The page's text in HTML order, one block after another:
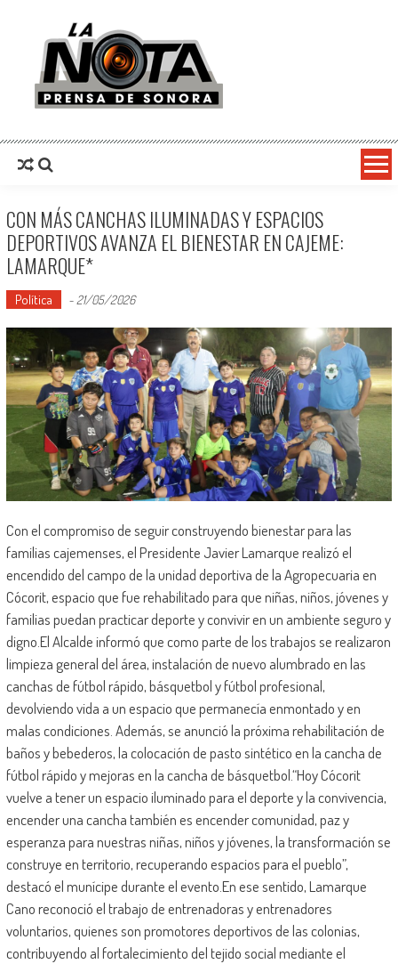
La Nota Prensa De Sonora
CON MÁS CANCHAS ILUMINADAS Y ESPACIOS
DEPORTIVOS AVANZA EL BIENESTAR EN CAJEME:
LAMARQUE*
Política - 21/05/2026
Con el compromiso de seguir construyendo bienestar para las
familias cajemenses, el Presidente Javier Lamarque realizó el
encendido del campo de la unidad deportiva de la Agropecuaria en
Cócorit, espacio que fue rehabilitado para que niñas, niños, jóvenes y
familias puedan practicar deporte y convivir en un ambiente seguro y
digno.El Alcalde informó que como parte de los trabajos se realizaron
limpieza general del área, instalación de nuevo alumbrado en las
canchas de fútbol rápido, básquetbol y fútbol profesional,
devolviendo vida a un espacio que permanecía enmontado y en
malas condiciones. Además, se anunció la próxima rehabilitación de
baños y bebederos, la colocación de pasto sintético en la cancha de
fútbol rápido y mejoras en la cancha de básquetbol.“Hoy Cócorit
vuelve a tener un espacio iluminado para el deporte y la convivencia,
encender una cancha también es encender comunidad, paz y
esperanza para nuestras niñas, niños y jóvenes, la transformación se
construye en territorio, recuperando espacios para el pueblo”,
destacó el munícipe durante el evento.En ese sentido, Lamarque
Cano reconoció el trabajo de entrenadoras y entrenadores
voluntarios, quienes son promotores deportivos de las colonias,
contribuyendo al fortalecimiento del tejido social mediante el